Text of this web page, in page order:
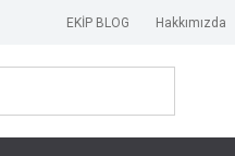
EKİP BLOG Hakkımızda